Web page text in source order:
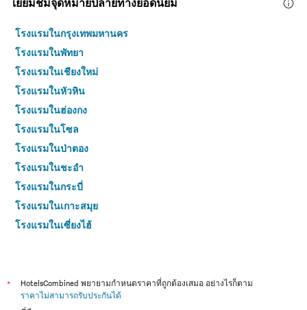
เยี่ยมชมจุดหมายปลายทางยอดนิยม
โรงแรมในกรุงเทพมหานคร
โรงแรมในพัทยา
โรงแรมในเชียงใหม่
โรงแรมในหัวหิน
โรงแรมในฮ่องกง
โรงแรมในโซล
โรงแรมในป่าตอง
โรงแรมในชะอำ
โรงแรมในกระบี่
โรงแรมในเกาะสมุย
โรงแรมในเซี่ยงไฮ้
โรงแรมในหาดใหญ่
โรงแรมในชลบุรี
*
HotelsCombined พยายามกำหนดราคาที่ถูกต้องเสมอ อย่างไรก็ตาม
ราคาไม่สามารถรับประกันได้